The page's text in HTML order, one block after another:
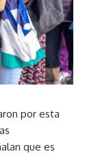
por esta
que es